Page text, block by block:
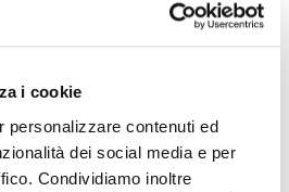
i cookie
personalizzare contenuti ed
dei social media e per
Condividiamo inoltre
Seleziona e filtra per:
DOPO LA TERZA MEDIA
SICUREZZA